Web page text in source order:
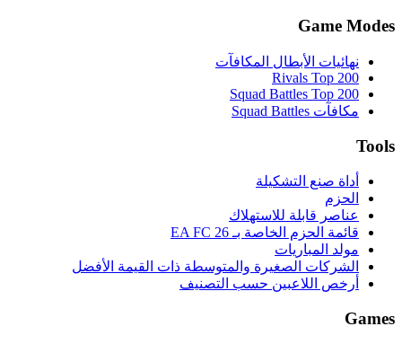
Game Modes
نهائيات الأبطال المكافآت
Rivals Top 200
Squad Battles Top 200
مكافآت Squad Battles
Tools
أداة صنع التشكيلة
الحزم
عناصر قابلة للاستهلاك
قائمة الحزم الخاصة بـ EA FC 26
مولد المباريات
الشركات الصغيرة والمتوسطة ذات القيمة الأفضل
أرخص اللاعبين حسب التصنيف
Games